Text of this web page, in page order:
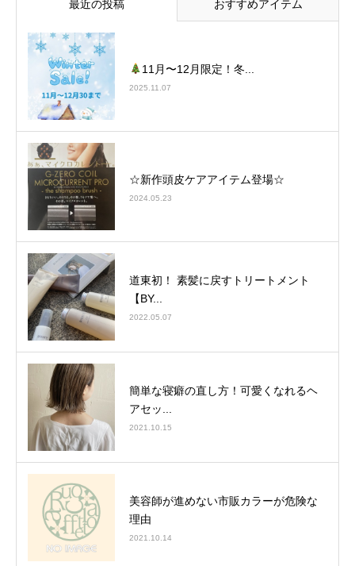
最近の投稿 おすすめアイテム
11月〜12月限定！冬...
2025.11.07
☆新作頭皮ケアアイテム登場☆
2024.05.23
道東初！ 素髪に戻すトリートメント
【BY...
2022.05.07
簡単な寝癖の直し方！可愛くなれるヘ
アセッ...
2021.10.15
美容師が進めない市販カラーが危険な
理由
2021.10.14